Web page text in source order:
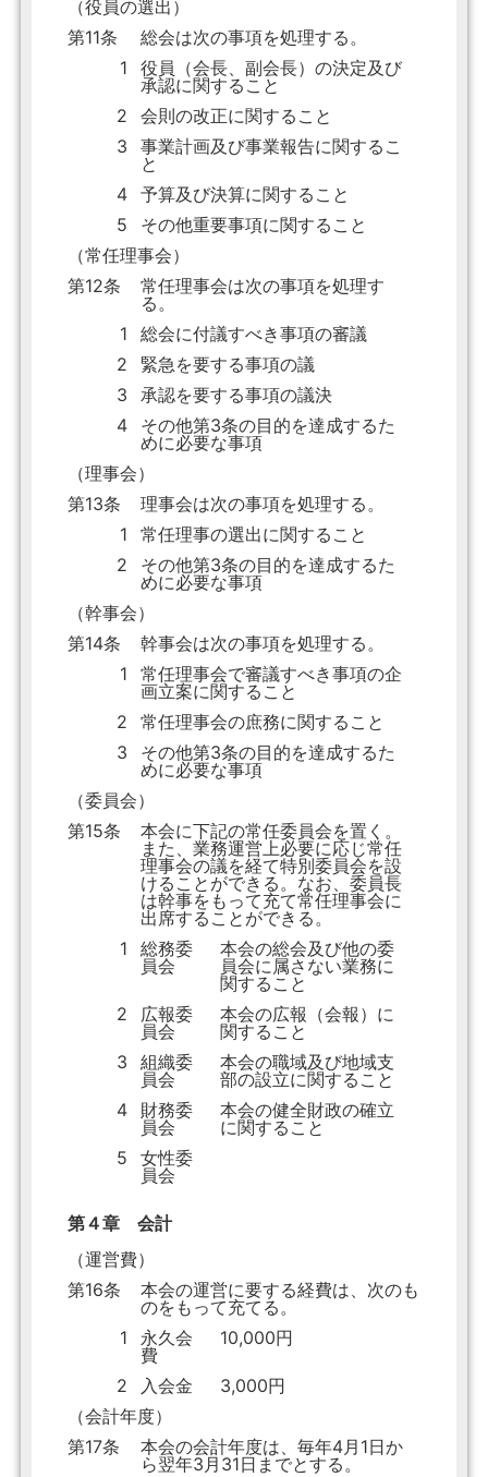
（役員の選出）
第11条
総会は次の事項を処理する。
1
役員（会長、副会長）の決定及び
承認に関すること
2
会則の改正に関すること
3
事業計画及び事業報告に関するこ
と
4
予算及び決算に関すること
5
その他重要事項に関すること
（常任理事会）
第12条
常任理事会は次の事項を処理す
る。
1
総会に付議すべき事項の審議
2
緊急を要する事項の議
3
承認を要する事項の議決
4
その他第3条の目的を達成するた
めに必要な事項
（理事会）
第13条
理事会は次の事項を処理する。
1
常任理事の選出に関すること
2
その他第3条の目的を達成するた
めに必要な事項
（幹事会）
第14条
幹事会は次の事項を処理する。
1
常任理事会で審議すべき事項の企
画立案に関すること
2
常任理事会の庶務に関すること
3
その他第3条の目的を達成するた
めに必要な事項
（委員会）
第15条
本会に下記の常任委員会を置く。
また、業務運営上必要に応じ常任
理事会の議を経て特別委員会を設
けることができる。なお、委員長
は幹事をもって充て常任理事会に
出席することができる。
1
総務委
員会
本会の総会及び他の委
員会に属さない業務に
関すること
2
広報委
員会
本会の広報（会報）に
関すること
3
組織委
員会
本会の職域及び地域支
部の設立に関すること
4
財務委
員会
本会の健全財政の確立
に関すること
5
女性委
員会
第４章 会計
（運営費）
第16条
本会の運営に要する経費は、次のも
のをもって充てる。
1
永久会
費
10,000円
2 入会金
3,000円
（会計年度）
第17条
本会の会計年度は、毎年4月1日か
ら翌年3月31日までとする。